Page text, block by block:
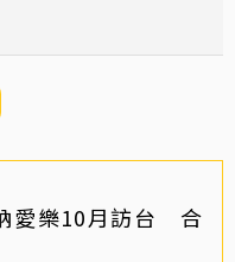
愛樂10月訪台 合